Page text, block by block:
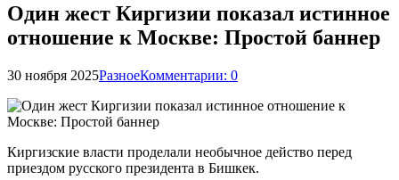
Один жест Киргизии показал истинное
отношение к Москве: Простой баннер
30 ноября 2025РазноеКомментарии: 0
Киргизские власти проделали необычное действо перед
приездом русского президента в Бишкек.